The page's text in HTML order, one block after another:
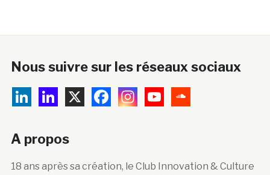
Nous suivre sur les réseaux sociaux
A propos
18 ans après sa création, le Club Innovation & Culture